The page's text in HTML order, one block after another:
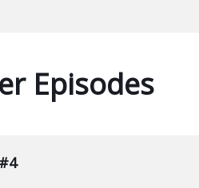
Episodes